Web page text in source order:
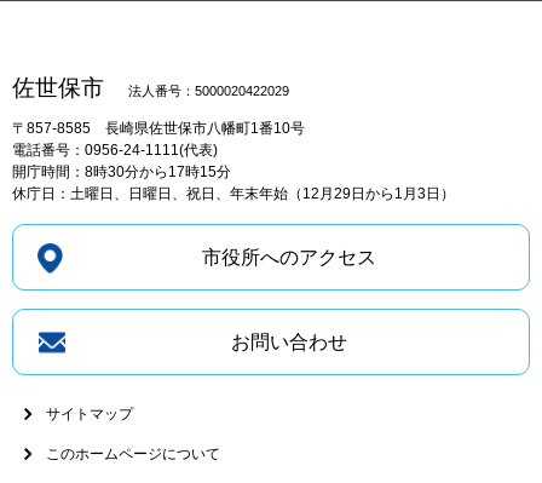
佐世保市 法人番号：5000020422029
〒857-8585 長崎県佐世保市八幡町1番10号
電話番号：0956-24-1111(代表)
開庁時間：8時30分から17時15分
休庁日：土曜日、日曜日、祝日、年末年始（12月29日から1月3日）
市役所へのアクセス
お問い合わせ
サイトマップ
このホームページについて